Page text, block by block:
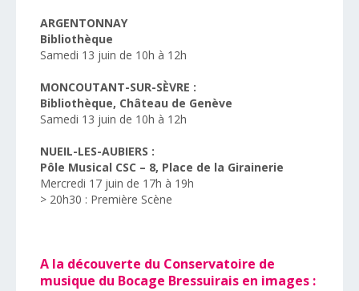
ARGENTONNAY
Bibliothèque
Samedi 13 juin de 10h à 12h
MONCOUTANT-SUR-SÈVRE :
Bibliothèque, Château de Genève
Samedi 13 juin de 10h à 12h
NUEIL-LES-AUBIERS :
Pôle Musical CSC – 8, Place de la Girainerie
Mercredi 17 juin de 17h à 19h
> 20h30 : Première Scène
A la découverte du Conservatoire de
musique du Bocage Bressuirais en images :